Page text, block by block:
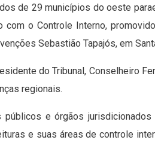
de 29 municípios do oeste
com o Controle Interno,
Sebastião Tapajós, em
do Tribunal, Conselheiro
regionais.
públicos e órgãos
e suas áreas de controle